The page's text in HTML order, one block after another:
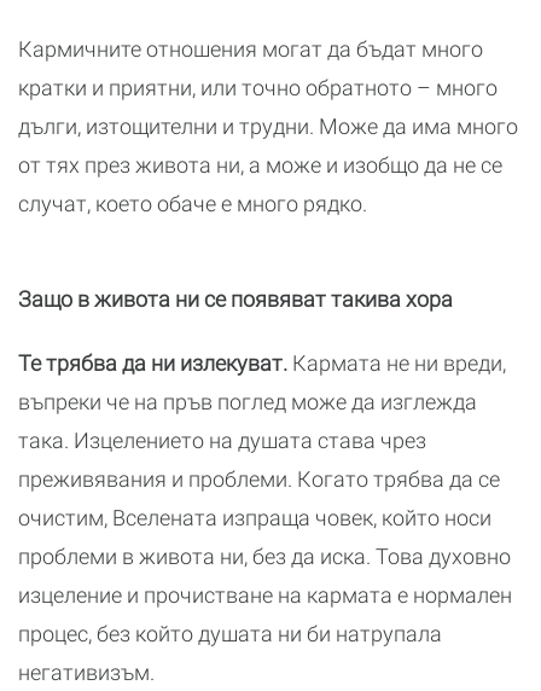
Кармичните отношения могат да бъдат много
кратки и приятни, или точно обратното – много
дълги, изтощителни и трудни. Може да има много
от тях през живота ни, а може и изобщо да не се
случат, което обаче е много рядко.
Защо в живота ни се появяват такива хора
Те трябва да ни излекуват. Кармата не ни вреди,
въпреки че на пръв поглед може да изглежда
така. Изцелението на душата става чрез
преживявания и проблеми. Когато трябва да се
очистим, Вселената изпраща човек, който носи
проблеми в живота ни, без да иска. Това духовно
изцеление и прочистване на кармата е нормален
процес, без който душата ни би натрупала
негативизъм.